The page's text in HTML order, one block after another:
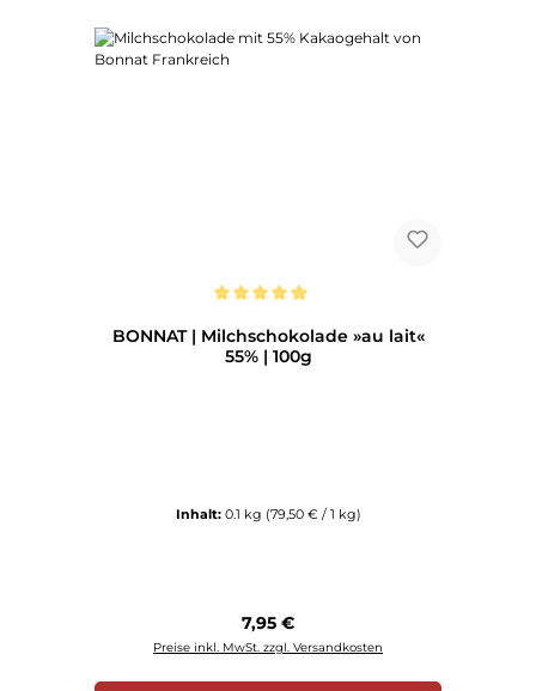
BONNAT | Milchschokolade »au lait«
55% | 100g
Inhalt: 0.1 kg (79,50 € / 1 kg)
Regulärer Preis:
7,95 €
Preise inkl. MwSt. zzgl. Versandkosten